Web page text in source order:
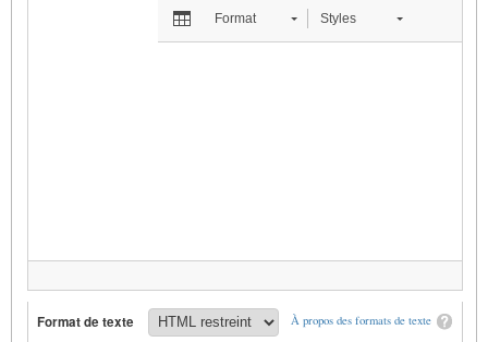
Format Styles
À propos des formats de texte
Format de texte